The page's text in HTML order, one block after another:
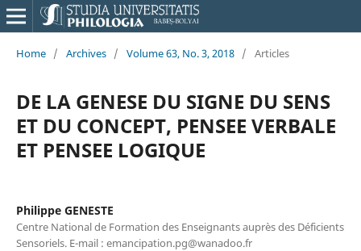
Home / Archives / Volume 63, No. 3, 2018 / Articles
DE LA GENESE DU SIGNE DU SENS
ET DU CONCEPT, PENSEE VERBALE
ET PENSEE LOGIQUE
Philippe GENESTE
Centre National de Formation des Enseignants auprès des Déficients
Sensoriels. E-mail : emancipation.pg@wanadoo.fr